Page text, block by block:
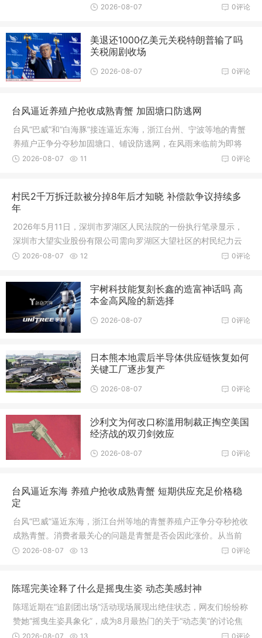
0评论
2026-08-07
美退还1000亿美元关税特朗普输了吗
关税闹剧收场
0评论
2026-08-07
台风逼近养殖户抢收成熟青蟹 加固塘口防逃网
台风“巴威”和“白海豚”接连逼近东海，浙江台州、宁波等地的青蟹
养殖户正争分夺秒加固塘口、铺设防逃网，在风雨来临前为即将
上市的成熟青蟹抢出“安全窗口期”。台风逼近前，东海沿岸青蟹养
0评论
2026-08-07 11
村民2千万拆迁款被分掉8年后才知晓 补偿款争议持续多
年
2026年5月11日，深圳市罗湖区人民法院的一份执行笔录显示，
深圳市大望实业股份有限公司需向罗湖区大望社区的村民纪力云
支付1600万元的执行款
0评论
2026-08-07 12
宇树科技能复刻长鑫的造富神话吗 高
本金高风险的新选择
0评论
2026-08-07
日本熊本地震后半导体供应链恢复如何
关键工厂逐步复产
0评论
2026-08-07
沙利文为何改口称滥用制裁正掏空美国
经济战的双刃剑效应
0评论
2026-08-07
台风逼近东海 养殖户抢收成熟青蟹 短期供应充足价格稳
定
台风“巴威”逼近东海，浙江台州等地的青蟹养殖户正争分夺秒抢收
成熟青蟹。消费者最关心的问题是青蟹是否会因此涨价。从当前
市场供需和抢收节奏来看，短期内青蟹价格大幅上涨的可能性不
0评论
2026-08-07 13
陈瑶完美诠释了什么是摇曳生姿 动态美感封神
陈瑶近期在“追剧团出场”活动现场展现出绝佳状态，网友们纷纷称
赞她“摇曳生姿具象化”，成为8月最热门的关于“动态美”的讨论焦
点。“摇曳生姿”形容女子步态轻盈、身姿曼妙，带有一种自然流露
0评论
2026-08-07 13